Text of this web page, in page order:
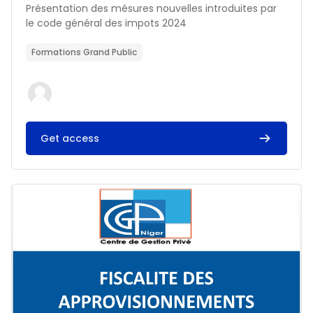
Résumé du cours :
Présentation des mésures nouvelles introduites par
le code général des impots 2024
Formations Grand Public
Get access
Image du cours FISCALITE DES APPROVISIONNEMENTS